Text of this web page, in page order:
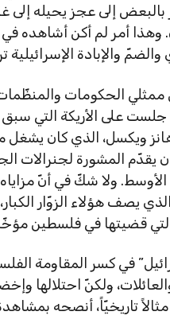
بالبعض إلى عجز يحيله
والإبادة الإسرائيلية
ممثلي الحكومات
جلست على الأريكة التي
هانز ويكسل، الذي كان
المشورة لجنرالات
ولا شكّ في أنّ مزاياه
يصف هؤلاء الزوّار
التي قضيتها في فلسطين
في كسر المقاومة
ولكنّ احتلالها
تاريخيّاً، أنصحه